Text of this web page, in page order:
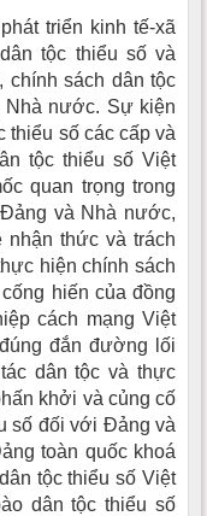
triển kinh tế-xã
tộc thiểu số và
chính sách dân tộc
Nhà nước. Sự kiện
thiểu số các cấp và
tộc thiểu số Việt
quan trọng trong
và Nhà nước,
thức và trách
hiện chính sách
hiến của đồng
cách mạng Việt
đắn đường lối
dân tộc và thực
khởi và củng cố
số đối với Đảng và
toàn quốc khoá
tộc thiểu số Việt
dân tộc thiểu số